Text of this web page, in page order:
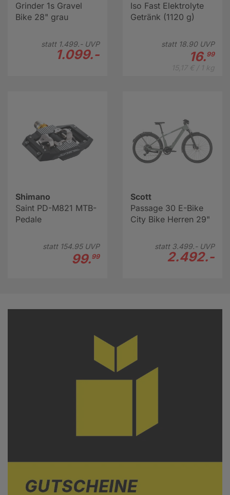
Grinder 1s Gravel
Bike 28" grau
statt 1.499.-UVP
1.099.-
Iso Fast Elektrolyte
Getränk (1120 g)
statt 18.90UVP
16.99
Shimano
Saint PD-M821 MTB-
Pedale
statt 154.95UVP
99.99
Scott
Passage 30 E-Bike
City Bike Herren 29"
statt 3.499.-UVP
2.492.-